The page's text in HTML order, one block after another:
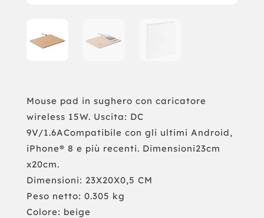
Mouse pad in sughero con caricatore
wireless 15W. Uscita: DC
9V/1.6ACompatibile con gli ultimi Android,
iPhone® 8 e più recenti. Dimensioni23cm
x20cm.
Dimensioni: 23X20X0,5 CM
Peso netto: 0.305 kg
Colore: beige